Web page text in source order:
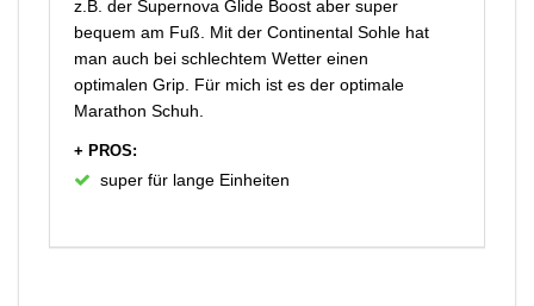
z.B. der Supernova Glide Boost aber super
bequem am Fuß. Mit der Continental Sohle hat
man auch bei schlechtem Wetter einen
optimalen Grip. Für mich ist es der optimale
Marathon Schuh.
+ PROS:
super für lange Einheiten